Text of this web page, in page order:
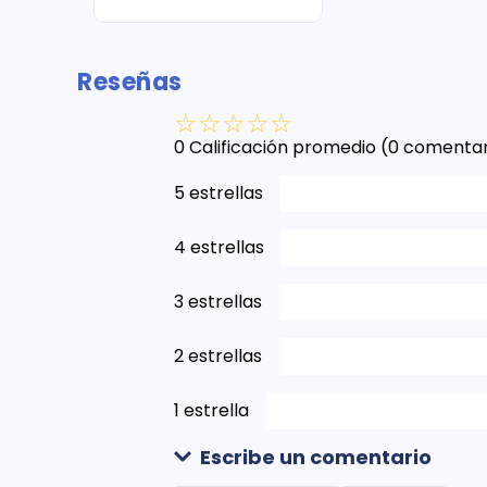
Reseñas
☆☆☆☆☆
0 Calificación promedio (0
5 estrellas
4 estrellas
3 estrellas
2 estrellas
1 estrella
Escribe un comentario